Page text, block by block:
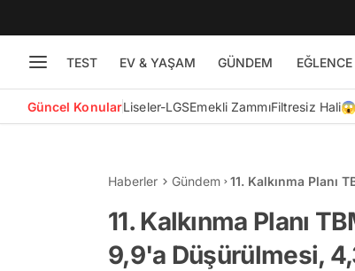
TEST EV & YAŞAM GÜNDEM EĞLENCE
Güncel KonularLiseler-LGSEmekli ZammıFiltresiz Hali😱
Haberler Gündem
11. Kalkınma
11. Kalkınma Planı
9,9'a Düşürülmesi,